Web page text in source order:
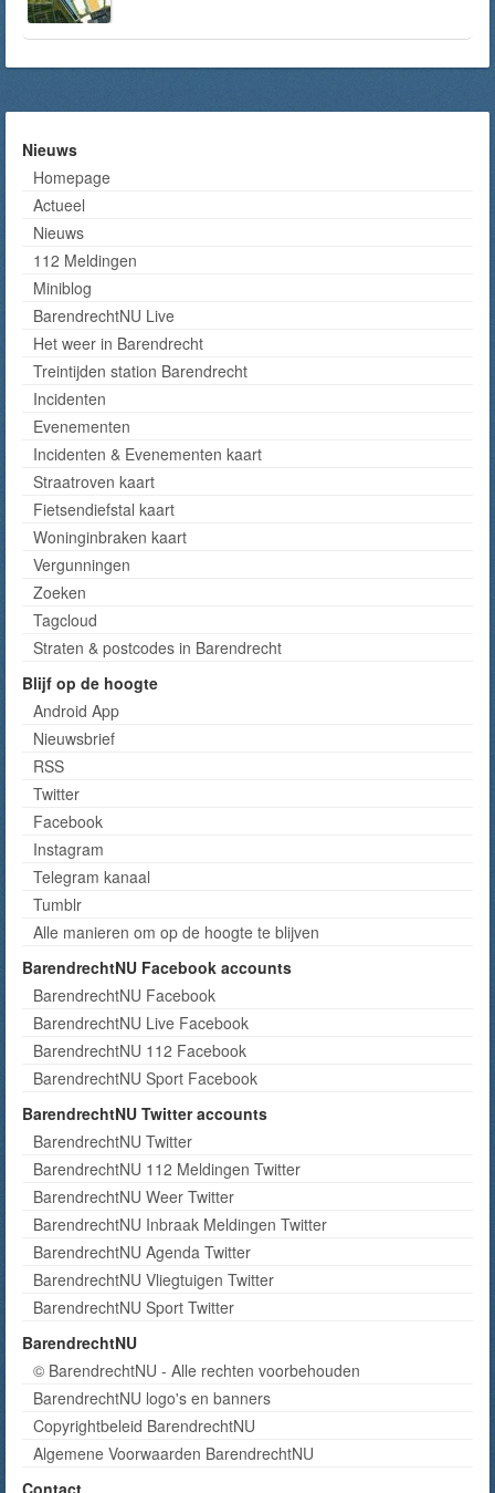
Nieuws
Homepage
Actueel
Nieuws
112 Meldingen
Miniblog
BarendrechtNU Live
Het weer in Barendrecht
Treintijden station Barendrecht
Incidenten
Evenementen
Incidenten & Evenementen kaart
Straatroven kaart
Fietsendiefstal kaart
Woninginbraken kaart
Vergunningen
Zoeken
Tagcloud
Straten & postcodes in Barendrecht
Blijf op de hoogte
Android App
Nieuwsbrief
RSS
Twitter
Facebook
Instagram
Telegram kanaal
Tumblr
Alle manieren om op de hoogte te blijven
BarendrechtNU Facebook accounts
BarendrechtNU Facebook
BarendrechtNU Live Facebook
BarendrechtNU 112 Facebook
BarendrechtNU Sport Facebook
BarendrechtNU Twitter accounts
BarendrechtNU Twitter
BarendrechtNU 112 Meldingen Twitter
BarendrechtNU Weer Twitter
BarendrechtNU Inbraak Meldingen Twitter
BarendrechtNU Agenda Twitter
BarendrechtNU Vliegtuigen Twitter
BarendrechtNU Sport Twitter
BarendrechtNU
© BarendrechtNU - Alle rechten voorbehouden
BarendrechtNU logo's en banners
Copyrightbeleid BarendrechtNU
Algemene Voorwaarden BarendrechtNU
Contact